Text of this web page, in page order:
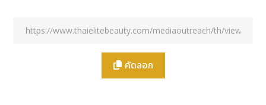
สภาพแวดล้อมที่ส่งเสริมให้นักศึกษาได้พัฒนางานวิจัยที่มี
ก้าวหน้านี้ได้รับการสนับสนุนจากคณาจารย์ของ CUHK
จำนวน 17 ท่านที่ได้รับการจัดอันดับในรายชื่อ Highly
คัดลอก